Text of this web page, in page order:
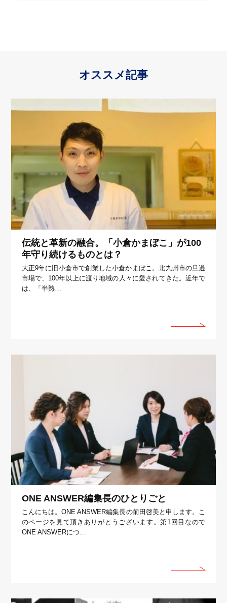
オススメ記事
伝統と革新の融合。「小倉かまぼこ」が100
年守り続けるものとは？
大正9年に旧小倉市で創業した小倉かまぼこ。北九州市の旦過
市場で、100年以上に渡り地域の人々に愛されてきた。近年で
は、「半熟…
ONE ANSWER編集長のひとりごと
こんにちは。ONE ANSWER編集長の前田啓美と申します。こ
のページを見て頂きありがとうございます。第1回目なので
ONE ANSWERにつ…